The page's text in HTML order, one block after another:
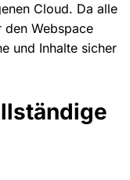
Cloud. Da alle
Webspace
und Inhalte sicher